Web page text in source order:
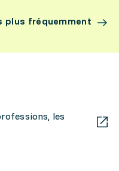
plus fréquemment
les